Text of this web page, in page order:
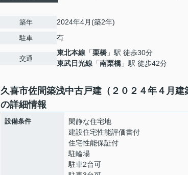
築年 2024年4月(築2年)
駐車 有
交通
東北本線 「栗橋 」駅 徒歩30分
東武日光線 「南栗橋 」駅 徒歩42分
久喜市佐間築浅中古戸建（２０２４年４月建
の詳細情報
設備条件
閑静な住宅地
建設住宅性能評価書付
住宅性能保証付
駐輪場
駐車2台可